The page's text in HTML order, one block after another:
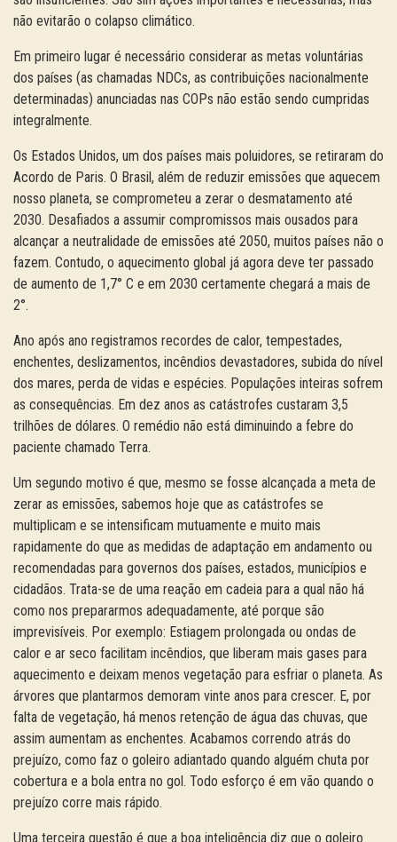
não evitarão o colapso climático.
Em primeiro lugar é necessário considerar as metas voluntárias
dos países (as chamadas NDCs, as contribuições nacionalmente
determinadas) anunciadas nas COPs não estão sendo cumpridas
integralmente.
Os Estados Unidos, um dos países mais poluidores, se retiraram do
Acordo de Paris. O Brasil, além de reduzir emissões que aquecem
nosso planeta, se comprometeu a zerar o desmatamento até
2030. Desafiados a assumir compromissos mais ousados para
alcançar a neutralidade de emissões até 2050, muitos países não o
fazem. Contudo, o aquecimento global já agora deve ter passado
de aumento de 1,7° C e em 2030 certamente chegará a mais de
2°.
Ano após ano registramos recordes de calor, tempestades,
enchentes, deslizamentos, incêndios devastadores, subida do nível
dos mares, perda de vidas e espécies. Populações inteiras sofrem
as consequências. Em dez anos as catástrofes custaram 3,5
trilhões de dólares. O remédio não está diminuindo a febre do
paciente chamado Terra.
Um segundo motivo é que, mesmo se fosse alcançada a meta de
zerar as emissões, sabemos hoje que as catástrofes se
multiplicam e se intensificam mutuamente e muito mais
rapidamente do que as medidas de adaptação em andamento ou
recomendadas para governos dos países, estados, municípios e
cidadãos. Trata-se de uma reação em cadeia para a qual não há
como nos prepararmos adequadamente, até porque são
imprevisíveis. Por exemplo: Estiagem prolongada ou ondas de
calor e ar seco facilitam incêndios, que liberam mais gases para
aquecimento e deixam menos vegetação para esfriar o planeta. As
árvores que plantarmos demoram vinte anos para crescer. E, por
falta de vegetação, há menos retenção de água das chuvas, que
assim aumentam as enchentes. Acabamos correndo atrás do
prejuízo, como faz o goleiro adiantado quando alguém chuta por
cobertura e a bola entra no gol. Todo esforço é em vão quando o
prejuízo corre mais rápido.
Uma terceira questão é que a boa inteligência diz que o goleiro